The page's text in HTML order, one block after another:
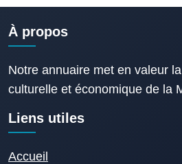
À propos
Notre annuaire met en valeur
culturelle et économique de la
Liens utiles
Accueil